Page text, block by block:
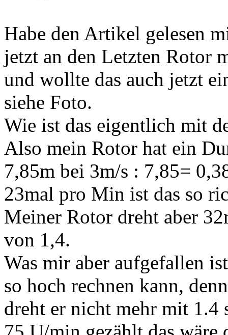
Habe den Artikel gelesen
jetzt an den Letzten Rotor
und wollte das auch jetzt
siehe Foto.
Wie ist das eigentlich mit
Also mein Rotor hat ein
7,85m bei 3m/s : 7,85=
23mal pro Min ist das so
Meiner Rotor dreht aber
von 1,4.
Was mir aber aufgefallen
so hoch rechnen kann,
dreht er nicht mehr mit 1.4